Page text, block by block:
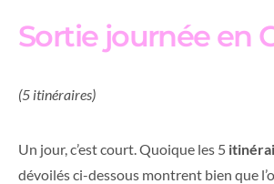
Sortie journée en
(5 itinéraires)
Un jour, c’est court. Quoique les 5
dévoilés ci-dessous montrent bien que